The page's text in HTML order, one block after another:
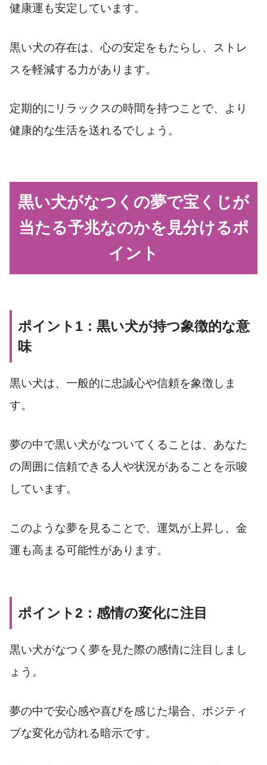
健康運も安定しています。
黒い犬の存在は、心の安定をもたらし、ストレ
スを軽減する力があります。
定期的にリラックスの時間を持つことで、より
健康的な生活を送れるでしょう。
黒い犬がなつくの夢で宝くじが
当たる予兆なのかを見分けるポ
イント
ポイント1：黒い犬が持つ象徴的な意
味
黒い犬は、一般的に忠誠心や信頼を象徴しま
す。
夢の中で黒い犬がなついてくることは、あなた
の周囲に信頼できる人や状況があることを示唆
しています。
このような夢を見ることで、運気が上昇し、金
運も高まる可能性があります。
ポイント2：感情の変化に注目
黒い犬がなつく夢を見た際の感情に注目しまし
ょう。
夢の中で安心感や喜びを感じた場合、ポジティ
ブな変化が訪れる暗示です。